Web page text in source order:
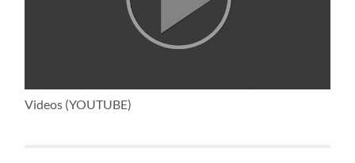
Videos (YOUTUBE)